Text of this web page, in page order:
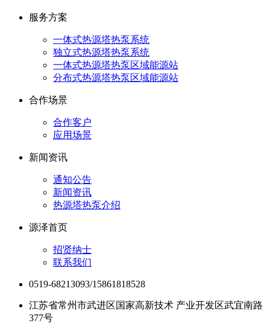
服务方案
一体式热源塔热泵系统
独立式热源塔热泵系统
一体式热源塔热泵区域能源站
分布式热源塔热泵区域能源站
合作场景
合作客户
应用场景
新闻资讯
通知公告
新闻资讯
热源塔热泵介绍
源泽首页
招贤纳士
联系我们
0519-68213093/15861818528
江苏省常州市武进区国家高新技术 产业开发区武宜南路
377号